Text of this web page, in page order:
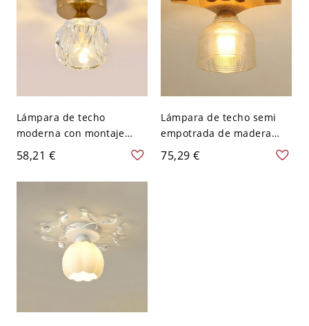
Lámpara de techo
moderna con montaje
empotrado en oro,
bombilla bi-pin bi-xenón y
pantalla de vidrio de agua
58,21 €
Lámpara de techo semi
empotrada de madera
moderna con luz LED de 1
foco y pantalla de vidrio
75,29 €